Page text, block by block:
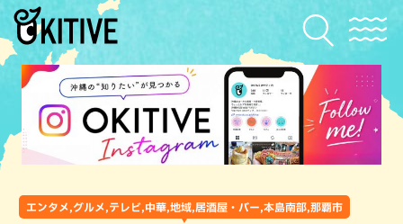
エンタメ,グルメ,テレビ,中華,地域,居酒屋・バー,本島南部,那覇市